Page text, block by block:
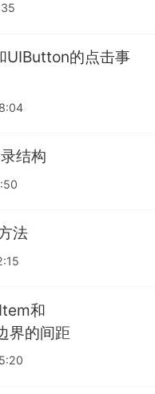
UIButton的点击事
结构
法
和
界的间距